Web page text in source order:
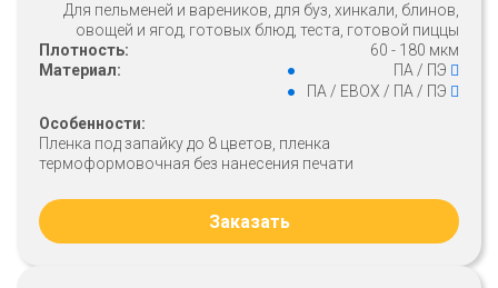
Для пельменей и вареников, для буз, хинкали, блинов,
овощей и ягод, готовых блюд, теста, готовой пиццы
Плотность:
60 - 180 мкм
Материал:
ПА / ПЭ
ПА / ЕВОХ / ПА / ПЭ
Особенности:
Пленка под запайку до 8 цветов, пленка
термоформовочная без нанесения печати
Заказать